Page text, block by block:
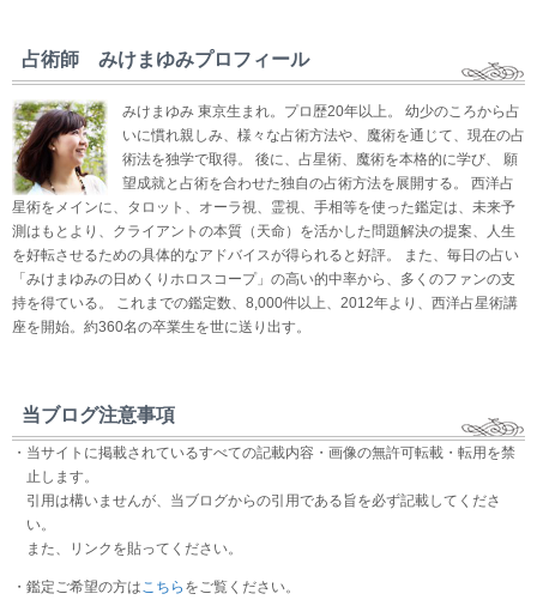
占術師 みけまゆみプロフィール
みけまゆみ 東京生まれ。プロ歴20年以上。 幼少のころから占
いに慣れ親しみ、様々な占術方法や、魔術を通じて、現在の占
術法を独学で取得。 後に、占星術、魔術を本格的に学び、 願
望成就と占術を合わせた独自の占術方法を展開する。 西洋占
星術をメインに、タロット、オーラ視、霊視、手相等を使った鑑定は、未来予
測はもとより、クライアントの本質（天命）を活かした問題解決の提案、人生
を好転させるための具体的なアドバイスが得られると好評。 また、毎日の占い
「みけまゆみの日めくりホロスコープ」の高い的中率から、多くのファンの支
持を得ている。 これまでの鑑定数、8,000件以上、2012年より、西洋占星術講
座を開始。約360名の卒業生を世に送り出す。
当ブログ注意事項
・当サイトに掲載されているすべての記載内容・画像の無許可転載・転用を禁
止します。
引用は構いませんが、当ブログからの引用である旨を必ず記載してくださ
い。
また、リンクを貼ってください。
・鑑定ご希望の方はこちら をご覧ください。